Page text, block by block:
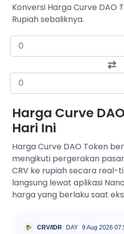
Konversi Harga Curve DAO
Rupiah sebaliknya.
Harga Curve
Hari Ini
Harga Curve DAO Token
mengikuti pergerakan
CRV ke rupiah secara real-
langsung lewat aplikasi
harga yang berlaku saat
CRV/IDR DAY 9 Aug 2026